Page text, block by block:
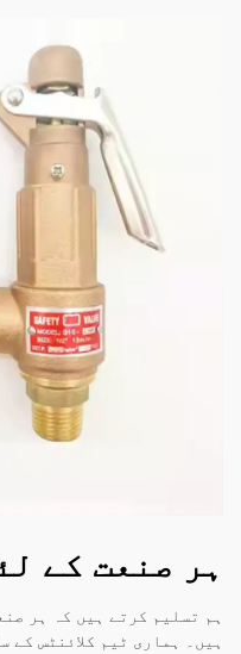
ہر صنعت کے
ہم تسلیم کرتے ہیں کہ ہر
ہیں۔ ہماری ٹیم کلائنٹس